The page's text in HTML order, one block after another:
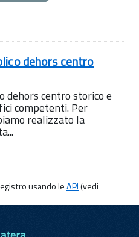
dehors centro
dehors centro storico e
competenti. Per
realizzato la
usando leAPI(vedi